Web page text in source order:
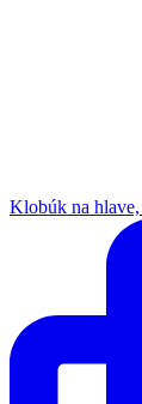
Klobúk na